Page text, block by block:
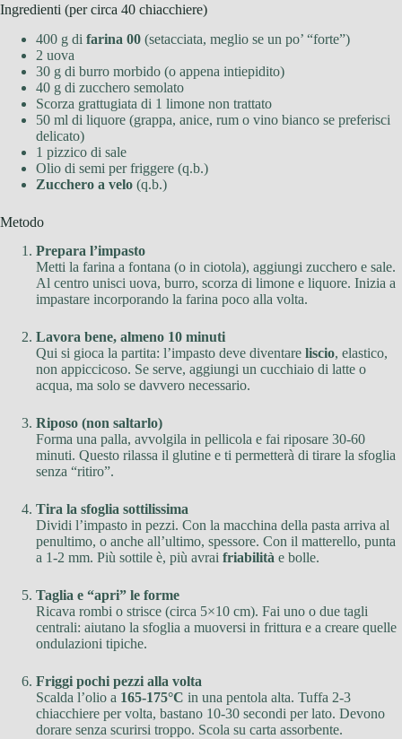
Ingredienti (per circa 40 chiacchiere)
400 g di farina 00 (setacciata, meglio se un po’ “forte”)
2 uova
30 g di burro morbido (o appena intiepidito)
40 g di zucchero semolato
Scorza grattugiata di 1 limone non trattato
50 ml di liquore (grappa, anice, rum o vino bianco se preferisci
delicato)
1 pizzico di sale
Olio di semi per friggere (q.b.)
Zucchero a velo (q.b.)
Metodo
Prepara l’impasto
Metti la farina a fontana (o in ciotola), aggiungi zucchero e sale.
Al centro unisci uova, burro, scorza di limone e liquore. Inizia a
impastare incorporando la farina poco alla volta.
Lavora bene, almeno 10 minuti
Qui si gioca la partita: l’impasto deve diventare liscio, elastico,
non appiccicoso. Se serve, aggiungi un cucchiaio di latte o
acqua, ma solo se davvero necessario.
Riposo (non saltarlo)
Forma una palla, avvolgila in pellicola e fai riposare 30-60
minuti. Questo rilassa il glutine e ti permetterà di tirare la sfoglia
senza “ritiro”.
Tira la sfoglia sottilissima
Dividi l’impasto in pezzi. Con la macchina della pasta arriva al
penultimo, o anche all’ultimo, spessore. Con il matterello, punta
a 1-2 mm. Più sottile è, più avrai friabilità e bolle.
Taglia e “apri” le forme
Ricava rombi o strisce (circa 5×10 cm). Fai uno o due tagli
centrali: aiutano la sfoglia a muoversi in frittura e a creare quelle
ondulazioni tipiche.
Friggi pochi pezzi alla volta
Scalda l’olio a 165-175°C in una pentola alta. Tuffa 2-3
chiacchiere per volta, bastano 10-30 secondi per lato. Devono
dorare senza scurirsi troppo. Scola su carta assorbente.